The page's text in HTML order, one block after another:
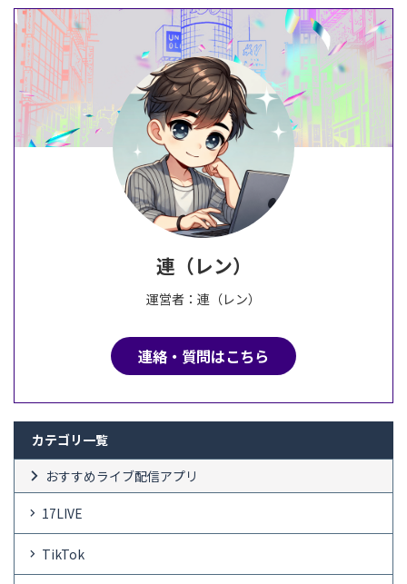
連（レン）
運営者：連（レン）
連絡・質問はこちら
カテゴリ一覧
おすすめライブ配信アプリ
17LIVE
TikTok